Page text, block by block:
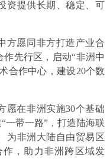
资提供长期、稳定、可
愿同非方打造产业合
先行区，启动“非洲中
合作中心，建设20个数
在非洲实施30个基础
一带一路”，打造陆海联
为非洲大陆自由贸易区
，助力非洲跨区域发